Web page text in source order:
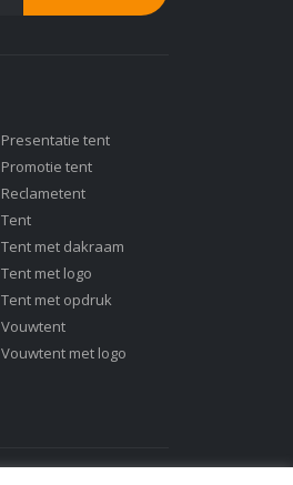
Presentatie tent
Promotie tent
Reclametent
Tent
Tent met dakraam
Tent met logo
Tent met opdruk
Vouwtent
Vouwtent met logo